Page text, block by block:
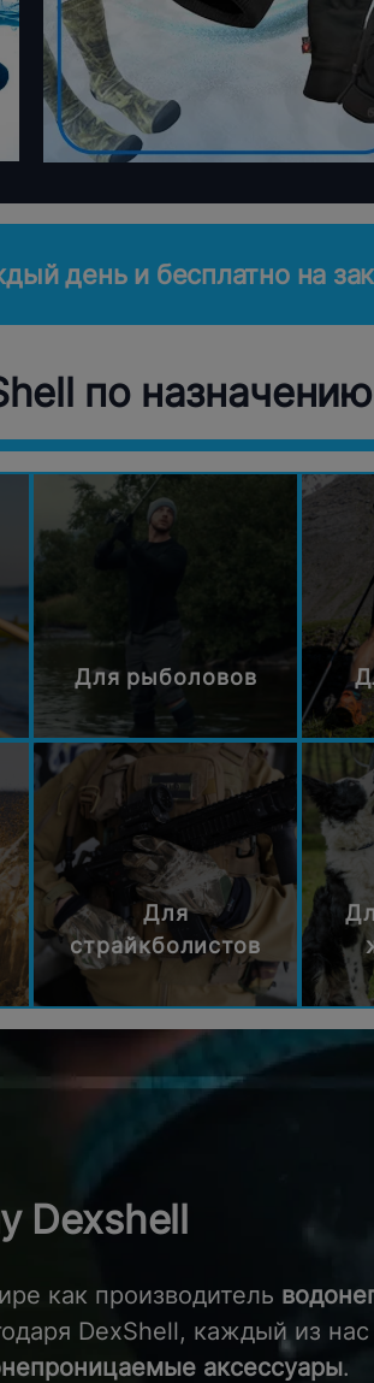
день и бесплатно на
по назначению
Для рыболовов
Для
страйкболистов
Dexshell
как производитель
DexShell, каждый из
аксессуары.